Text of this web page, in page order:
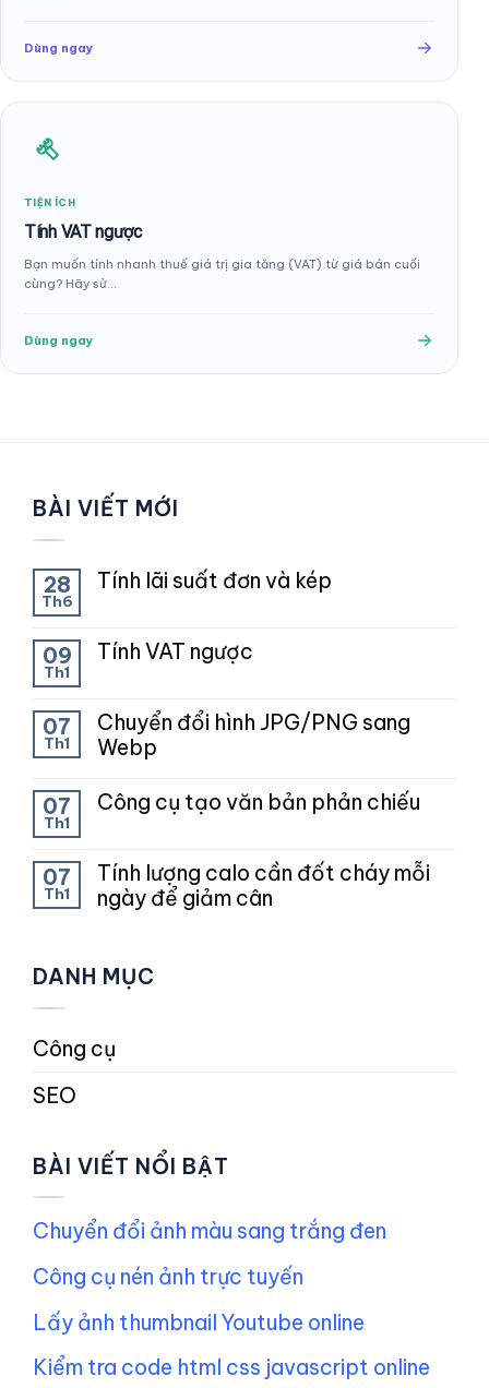
Dùng ngay
TIỆN ÍCH
Tính VAT ngược
Bạn muốn tính nhanh thuế giá trị gia tăng (VAT) từ giá bán cuối
cùng? Hãy sử…
Dùng ngay
BÀI VIẾT MỚI
28
Th6
Tính lãi suất đơn và kép
09
Th1
Tính VAT ngược
07
Th1
Chuyển đổi hình JPG/PNG sang
Webp
07
Th1
Công cụ tạo văn bản phản chiếu
07
Th1
Tính lượng calo cần đốt cháy mỗi
ngày để giảm cân
DANH MỤC
Công cụ
SEO
BÀI VIẾT NỔI BẬT
Chuyển đổi ảnh màu sang trắng đen
Công cụ nén ảnh trực tuyến
Lấy ảnh thumbnail Youtube online
Kiểm tra code html css javascript online